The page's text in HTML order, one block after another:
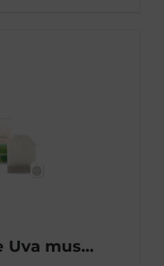
JUST-T Orgaaniline Uva must tee